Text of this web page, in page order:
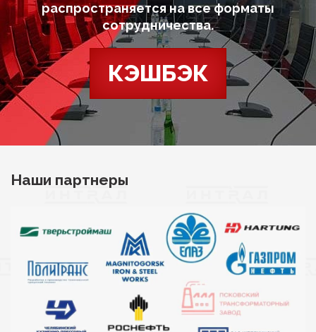
распространяется на все форматы
сотрудничества.
КЭШБЭК
Наши партнеры